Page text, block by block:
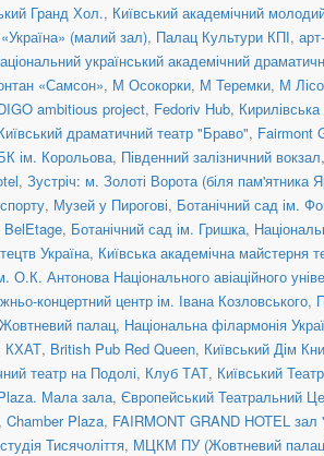
Гранд Хол., Київський академічний
(малий зал), Палац Культури КПІ,
український академічний
«Самсон», М Осокорки, М Теремки, М
ambitious project, Fedoriv Hub,
драматичний театр "Браво", Fairmont
ім. Корольова, Південний залізничний вокзал,
, Зустріч: м. Золоті Ворота (біля
, Музей у Пирогові, Ботанічний сад ім.
BelEtage, Ботанічний сад ім. Гришка,
Україна, Київська академічна майстерня
О.К. Антонова Національного авіаційного
концертний центр ім. Івана Козловського,
Жовтневий палац, Національна філармонія
КХАТ, British Pub Red Queen, Київський Дім
театр на Подолі, Клуб ТАТ, Київський
Мала зала, Європейський Театральний
Chamber Plaza, FAIRMONT GRAND HOTEL зал
Тисячоліття, МЦКМ ПУ (Жовтневий